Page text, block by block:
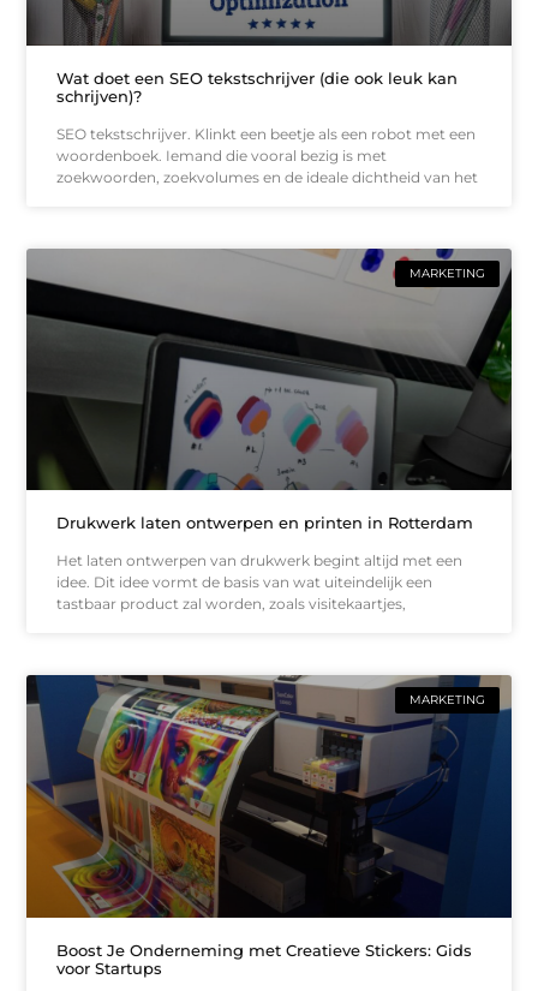
Wat doet een SEO tekstschrijver (die ook leuk kan
schrijven)?
SEO tekstschrijver. Klinkt een beetje als een robot met een
woordenboek. Iemand die vooral bezig is met
zoekwoorden, zoekvolumes en de ideale dichtheid van het
MARKETING
Drukwerk laten ontwerpen en printen in Rotterdam
Het laten ontwerpen van drukwerk begint altijd met een
idee. Dit idee vormt de basis van wat uiteindelijk een
tastbaar product zal worden, zoals visitekaartjes,
MARKETING
Boost Je Onderneming met Creatieve Stickers: Gids
voor Startups